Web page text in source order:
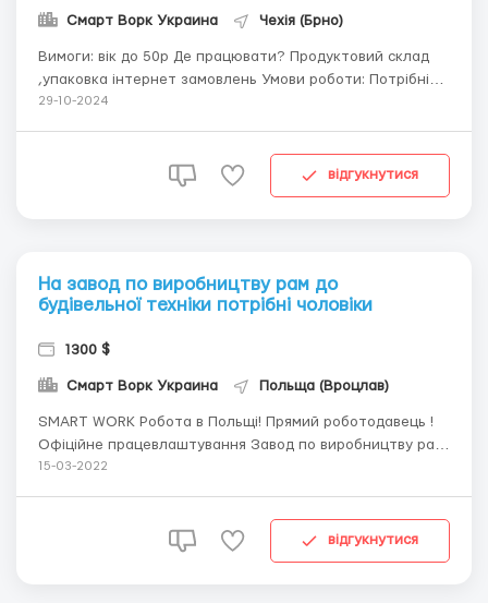
Смарт Ворк Украина Чехія (Брно)
Вимоги: вік до 50р Де працювати? Продуктовий склад
,упаковка інтернет замовлень Умови роботи: Потрібні
чоловіки , пари та жінки від 18 до 50 років на сканування
тиждень ☑️ Гнучкий графік 🕖...
29-10-2024
відгукнутися
На завод по виробництву рам до
будівельної техніки потрібні чоловіки
1300 $
Смарт Ворк Украина Польща (Вроцлав)
SMART WORK Робота в Польщі! Прямий роботодавець !
Офіційне працевлаштування Завод по виробництву рам
до будівельної техніки Потрібні 4 ЧОЛОВА на
машин ЗАРПЛАТА 16 зл/година, для...
15-03-2022
відгукнутися